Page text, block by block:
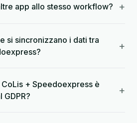
app allo stesso workflow? +
si sincronizzano i dati tra
+
+ Speedoexpress è
+